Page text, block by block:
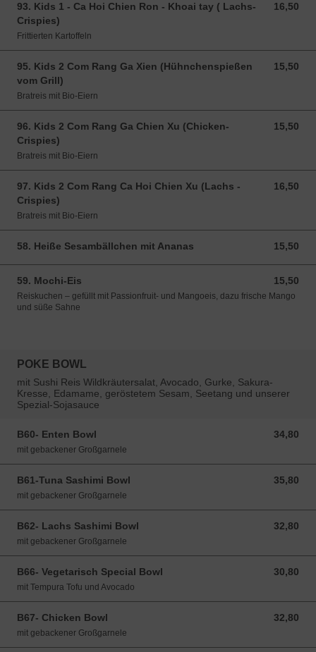
93. Kids 1 - Ca Hoi Chien Ron - Khoai tay ( Lachs-
Crispies)
16,50
16,50 EUR
Frittierten Kartoffeln
95. Kids 2 Com Rang Ga Xien (Hühnchenspießen
vom Grill)
15,50
15,50 EUR
Bratreis mit Bio-Eiern
96. Kids 2 Com Rang Ga Chien Xu (Chicken-
Crispies)
15,50
15,50 EUR
Bratreis mit Bio-Eiern
97. Kids 2 Com Rang Ca Hoi Chien Xu (Lachs -
Crispies)
16,50
16,50 EUR
Bratreis mit Bio-Eiern
58. Heiße Sesambällchen mit Ananas 15,50
15,50 EUR
59. Mochi-Eis 15,50
15,50 EUR
Reiskuchen – gefüllt mit Passionfruit- und Mangoeis, dazu frische Mango
und süße Sahne
POKE BOWL
mit Sushi Reis Wildkräutersalat, Avocado, Gurke, Sakura-
Kresse, Edamame, geröstetem Sesam, Seetang und unserer
Spezial-Sojasauce
B60- Enten Bowl 34,80
34,80 EUR
mit gebackener Großgarnele
B61-Tuna Sashimi Bowl 35,80
35,80 EUR
mit gebackener Großgarnele
B62- Lachs Sashimi Bowl 32,80
32,80 EUR
mit gebackener Großgarnele
B66- Vegetarisch Special Bowl 30,80
30,80 EUR
mit Tempura Tofu und Avocado
B67- Chicken Bowl 32,80
32,80 EUR
mit gebackener Großgarnele